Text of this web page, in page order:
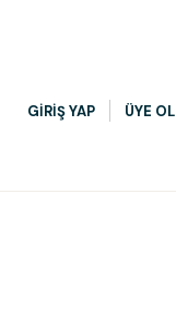
GİRİŞ YAP ÜYE OL